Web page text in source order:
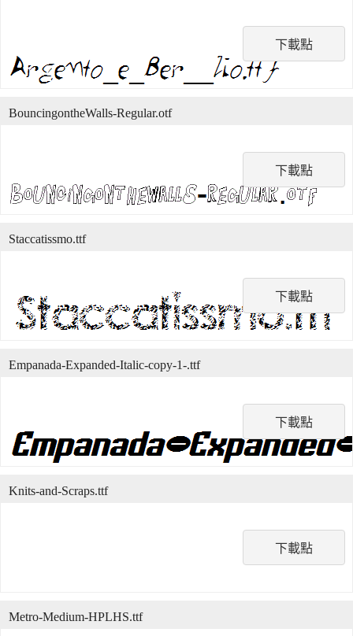
下載點
下載點
BouncingontheWalls-Regular.otf
下載點
Staccatissmo.ttf
下載點
Empanada-Expanded-Italic-copy-1-.ttf
下載點
Knits-and-Scraps.ttf
Metro-Medium-HPLHS.ttf